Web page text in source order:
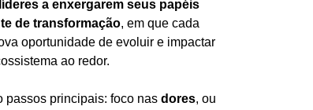
a enxergarem seus papéis
de transformação, em que cada
oportunidade de evoluir e impactar
ao redor.
passos principais: foco nas dores, ou